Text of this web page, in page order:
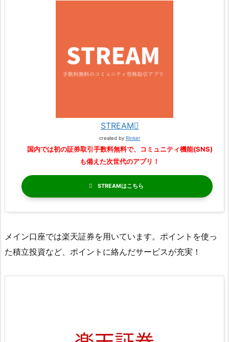
STREAM
created by Rinker
国内では初の証券取引手数料無料で、コミュニティ機能(SNS)
も備えた次世代のアプリ！
STREAM
メイン口座では楽天証券を用いています。ポイントを使っ
た積立投資など、ポイントに絡んだサービスが充実！